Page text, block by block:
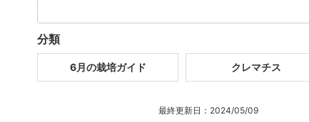
分類
6月の栽培ガイド クレマチス
最終更新日：2024/05/09